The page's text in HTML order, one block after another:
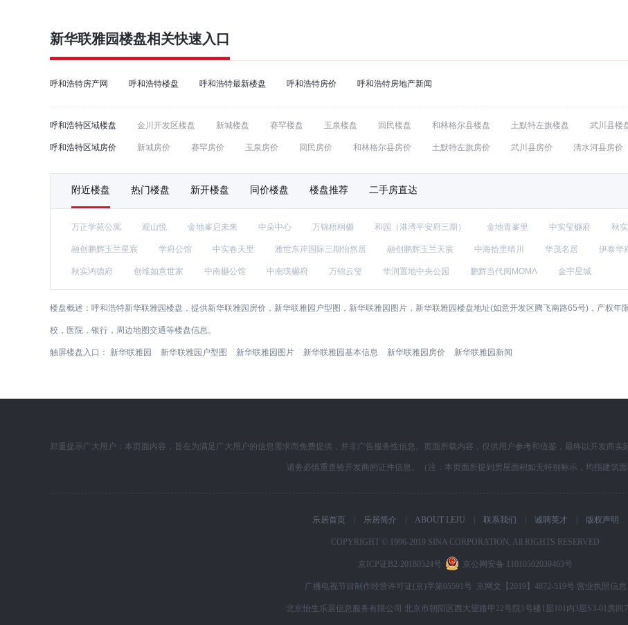
新华联雅园楼盘相关快速入口
呼和浩特房产网 呼和浩特楼盘 呼和浩特最新楼盘 呼和浩特房价 呼和浩特房地产新闻
呼和浩特区域楼盘 金川开发区楼盘 新城楼盘 赛罕楼盘 玉泉楼盘 回民楼盘 和林格尔县楼盘 土默特左旗楼盘 武川县楼
呼和浩特区域房价 新城房价 赛罕房价 玉泉房价 回民房价 和林格尔县房价 土默特左旗房价 武川县房价 清水河县房价
附近楼盘 热门楼盘 新开楼盘 同价楼盘 楼盘推荐 二手房直达
万正学苑公寓 观山悦 金地峯启未来 中朵中心 万锦梧桐樾 和园（港湾平安府三期） 金地青峯里 中实玺樾府 秋
融创鹏辉玉兰星宸 学府公馆 中实春天里 雅世东岸国际三期怡然居 融创鹏辉玉兰天宸 中海拾里晴川 华茂名居 伊泰华
秋实鸿德府 创维如意世家 中南樾公馆 中南璞樾府 万锦云玺 华润置地中央公园 鹏辉当代阅MOMΛ 金宇星城
楼盘概述： 呼和浩特新华联雅园楼盘，提供新华联雅园房价，新华联雅园户型图，新华联雅园图片，新华联雅园楼盘地址(如意开发区腾飞南路65号)，产权
校，医院，银行，周边地图交通等楼盘信息。
触屏楼盘入口： 新华联雅园 新华联雅园户型图 新华联雅园图片 新华联雅园基本信息 新华联雅园房价 新华联雅园新闻
郑重提示广大用户：本页面内容，旨在为满足广大用户的信息需求而免费提供，并非广告服务性信息。页面所载内容，仅供用户参考和借鉴，最终以开发商
请务必慎重查验开发商的证件信息。（注：本页面所提到房屋面积如无特别标示，均指建筑面
乐居首页 乐居简介 ABOUT LEJU 联系我们 诚聘英才 版权声明
COPYRIGHT © 1996-2019 SINA CORPORATION, All RIGHTS RESERVED
京ICP证B2-20180524号 京公网安备 11010502039463号
广播电视节目制作经营许可证(京)字第05591号 京网文【2019】4872-519号 营业执照信息
北京怡生乐居信息服务有限公司 北京市朝阳区西大望路甲22号院1号楼1层101内3层S3-01房间